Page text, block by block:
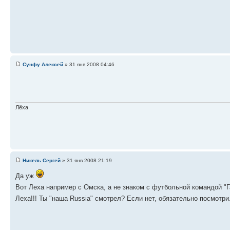
Сунфу Алексей » 31 янв 2008 04:46
Лёха
Никель Сергей » 31 янв 2008 21:19
Да уж
Вот Леха например с Омска, а не знаком с футбольной командой
Леха!!! Ты "наша Russia" смотрел? Если нет, обязательно посмотри.